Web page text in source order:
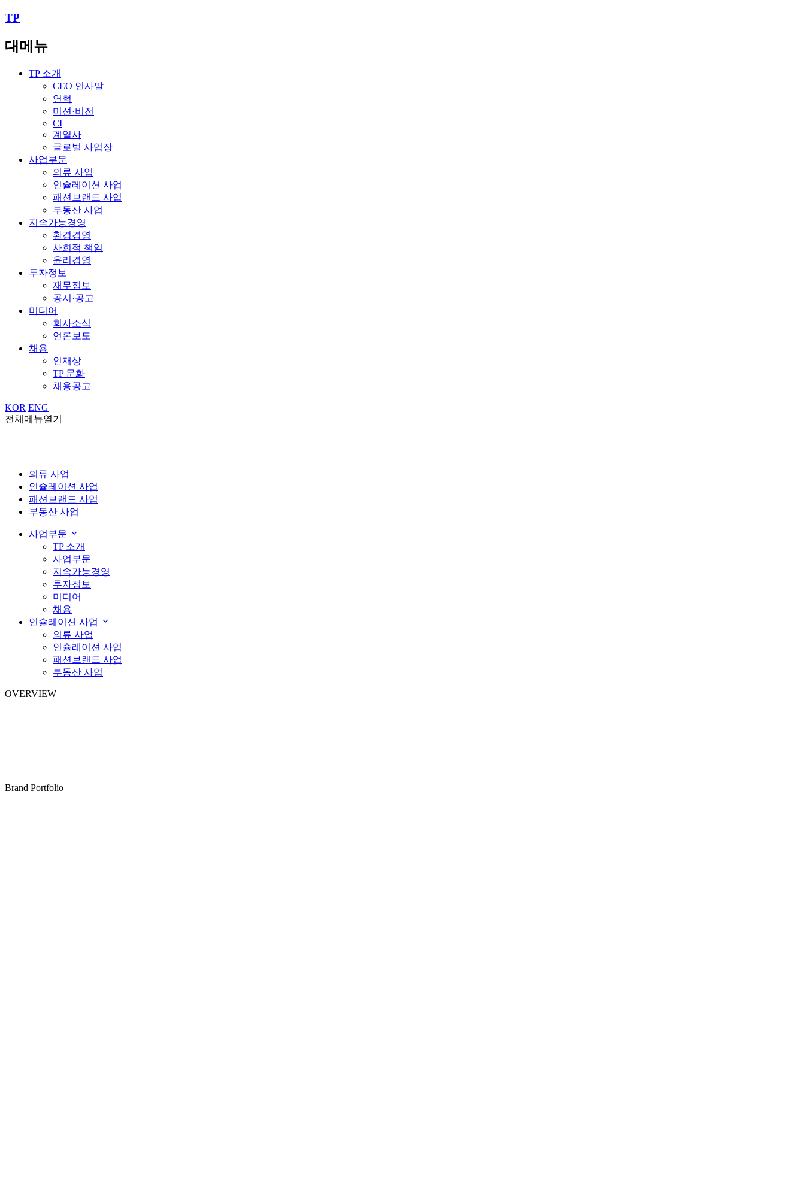
TP
대메뉴
TP 소개
CEO 인사말
연혁
미션·비전
CI
계열사
글로벌 사업장
사업부문
의류 사업
인슐레이션 사업
패션브랜드 사업
부동산 사업
지속가능경영
환경경영
사회적 책임
윤리경영
투자정보
재무정보
공시·공고
미디어
회사소식
언론보도
채용
인재상
TP 문화
채용공고
KOR ENG
전체메뉴열기
의류 사업
인슐레이션 사업
패션브랜드 사업
부동산 사업
사업부문
TP 소개
사업부문
지속가능경영
투자정보
미디어
채용
인슐레이션 사업
의류 사업
인슐레이션 사업
패션브랜드 사업
부동산 사업
OVERVIEW
Brand Portfolio